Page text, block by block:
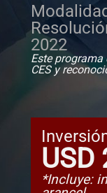
2022
Este programa
CES y
USD
*Incluye: